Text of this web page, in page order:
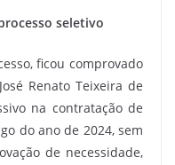
seletivo
ficou comprovado
Renato Teixeira de
na contratação de
do ano de 2024, sem
de necessidade,